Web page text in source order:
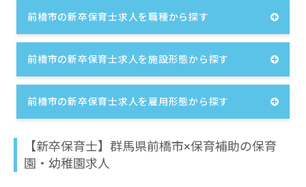
前橋市の新卒保育士求人を職種から探す
前橋市の新卒保育士求人を施設形態から探す
前橋市の新卒保育士求人を雇用形態から探す
【新卒保育士】群馬県前橋市×保育補助の保育
園・幼稚園求人